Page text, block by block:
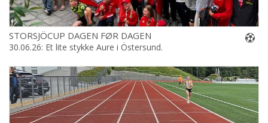
STORSJÖCUP DAGEN FØR DAGEN
30.06.26: Et lite stykke Aure i Östersund.